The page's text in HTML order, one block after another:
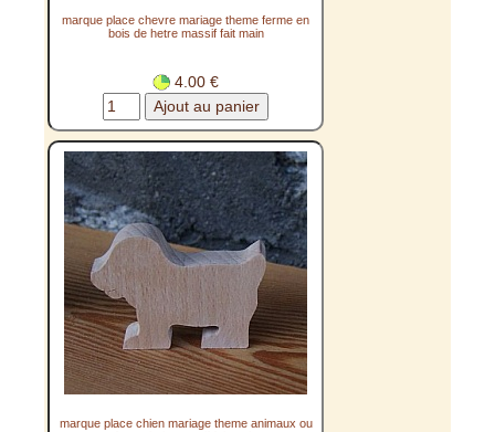
marque place chevre mariage theme ferme en
bois de hetre massif fait main
4.00 €
marque place chien mariage theme animaux ou